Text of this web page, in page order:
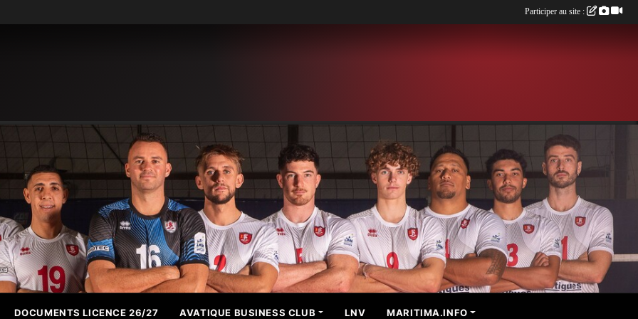
DOCUMENTS LICENCE 26/27 AVATIQUE BUSINESS CLUB LNV MARITIMA.INFO
Participer au site :